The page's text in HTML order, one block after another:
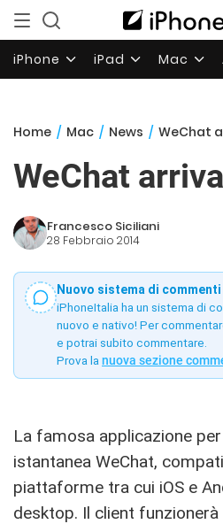
iPhone iPad Mac
Home / Mac / News / WeChat
WeChat
Francesco Siciliani
28 Febbraio 2014
Nuovo sistema di commenti
iPhoneItalia ha un sistema di
nuovo e nativo! Per
e potrai subito commentare.
Prova la nuova sezione
La famosa applicazione
istantanea WeChat,
piattaforme tra cui iOS e
desktop. Il client funzionerà